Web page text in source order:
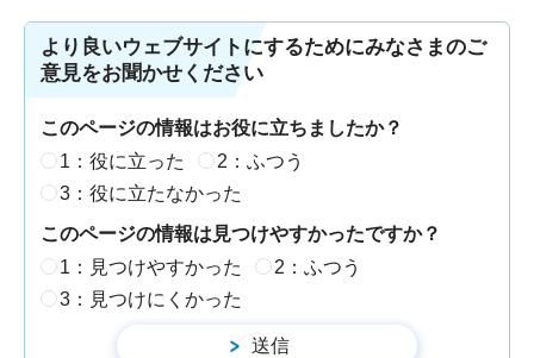
より良いウェブサイトにするためにみなさまのご
意見をお聞かせください
このページの情報はお役に立ちましたか？
1：役に立った
2：ふつう
3：役に立たなかった
このページの情報は見つけやすかったですか？
1：見つけやすかった
2：ふつう
3：見つけにくかった